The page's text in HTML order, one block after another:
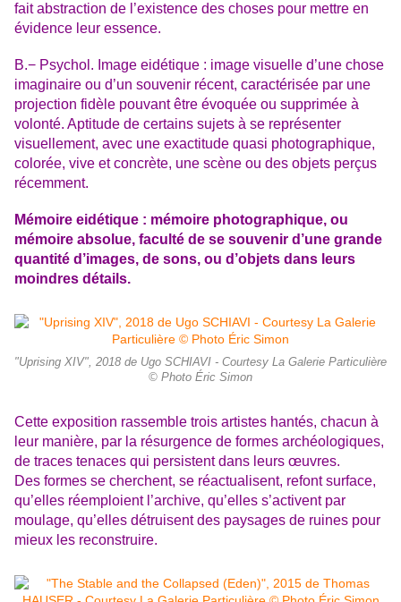
fait abstraction de l’existence des choses pour mettre en
évidence leur essence.
B.− Psychol. Image eidétique : image visuelle d’une chose
imaginaire ou d’un souvenir récent, caractérisée par une
projection fidèle pouvant être évoquée ou supprimée à
volonté. Aptitude de certains sujets à se représenter
visuellement, avec une exactitude quasi photographique,
colorée, vive et concrète, une scène ou des objets perçus
récemment.
Mémoire eidétique : mémoire photographique, ou
mémoire absolue, faculté de se souvenir d’une grande
quantité d’images, de sons, ou d’objets dans leurs
moindres détails.
"Uprising XIV", 2018 de Ugo SCHIAVI - Courtesy La Galerie Particulière
© Photo Éric Simon
Cette exposition rassemble trois artistes hantés, chacun à
leur manière, par la résurgence de formes archéologiques,
de traces tenaces qui persistent dans leurs œuvres.
Des formes se cherchent, se réactualisent, refont surface,
qu’elles réemploient l’archive, qu’elles s’activent par
moulage, qu’elles détruisent des paysages de ruines pour
mieux les reconstruire.